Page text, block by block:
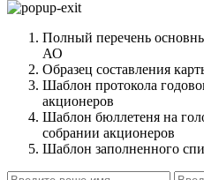
Полный перечень
АО
Образец составления
Шаблон протокола
акционеров
Шаблон бюллетеня на
собрании акционеров
Шаблон заполненного